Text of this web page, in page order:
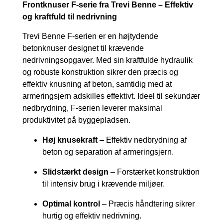
Frontknuser F-serie fra Trevi Benne – Effektiv
og kraftfuld til nedrivning
Trevi Benne F-serien er en højtydende
betonknuser designet til krævende
nedrivningsopgaver. Med sin kraftfulde hydraulik
og robuste konstruktion sikrer den præcis og
effektiv knusning af beton, samtidig med at
armeringsjern adskilles effektivt. Ideel til sekundær
nedbrydning, F-serien leverer maksimal
produktivitet på byggepladsen.
Høj knusekraft – Effektiv nedbrydning af
beton og separation af armeringsjern.
Slidstærkt design – Forstærket konstruktion
til intensiv brug i krævende miljøer.
Optimal kontrol – Præcis håndtering sikrer
hurtig og effektiv nedrivning.